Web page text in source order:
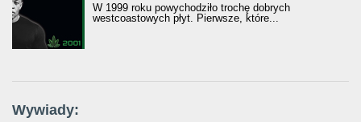
W 1999 roku powychodziło trochę dobrych
westcoastowych płyt. Pierwsze, które...
Wywiady: